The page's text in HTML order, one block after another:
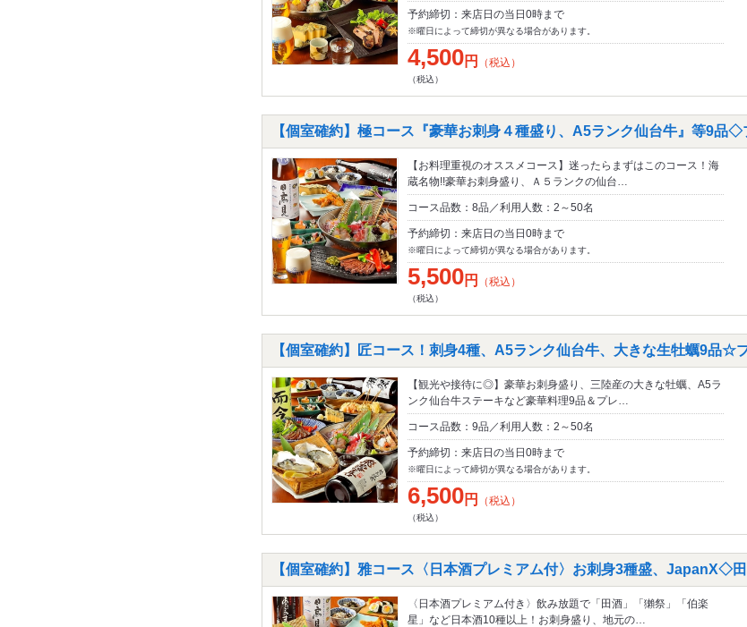
予約締切：来店日の当日0時まで
※曜日によって締切が異なる場合があります。
4,500円 （税込）
（税込）
【個室確約】極コース『豪華お刺身４種盛り、A5ランク仙台牛』等9品
【お料理重視のオススメコース】迷ったらまずはこのコース！海
蔵名物!!豪華お刺身盛り、Ａ５ランクの仙台…
コース品数：8品／利用人数：2～50名
予約締切：来店日の当日0時まで
※曜日によって締切が異なる場合があります。
5,500円 （税込）
（税込）
【個室確約】匠コース！刺身4種、A5ランク仙台牛、大きな生牡蠣9品☆
【観光や接待に◎】豪華お刺身盛り、三陸産の大きな牡蠣、A5ラ
ンク仙台牛ステーキなど豪華料理9品＆プレ…
コース品数：9品／利用人数：2～50名
予約締切：来店日の当日0時まで
※曜日によって締切が異なる場合があります。
6,500円 （税込）
（税込）
【個室確約】雅コース〈日本酒プレミアム付〉お刺身3種盛、JapanX◇
〈日本酒プレミアム付き〉飲み放題で「田酒」「獺祭」「伯楽
星」など日本酒10種以上！お刺身盛り、地元の…